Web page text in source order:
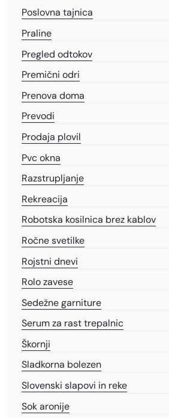
Poslovna tajnica
Praline
Pregled odtokov
Premični odri
Prenova doma
Prevodi
Prodaja plovil
Pvc okna
Razstrupljanje
Rekreacija
Robotska kosilnica brez kablov
Ročne svetilke
Rojstni dnevi
Rolo zavese
Sedežne garniture
Serum za rast trepalnic
Škornji
Sladkorna bolezen
Slovenski slapovi in reke
Sok aronije